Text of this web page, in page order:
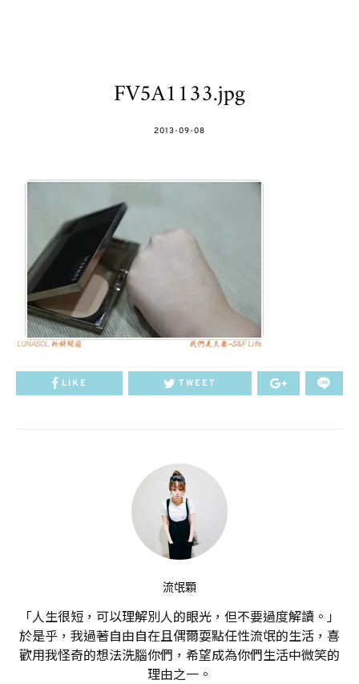
FV5A1133.jpg
POSTED
2013-09-08
LIKE TWEET
流氓顆
「人生很短，可以理解別人的眼光，但不要過度解讀。」
於是乎，我過著自由自在且偶爾耍點任性流氓的生活，喜
歡用我怪奇的想法洗腦你們，希望成為你們生活中微笑的
理由之一。